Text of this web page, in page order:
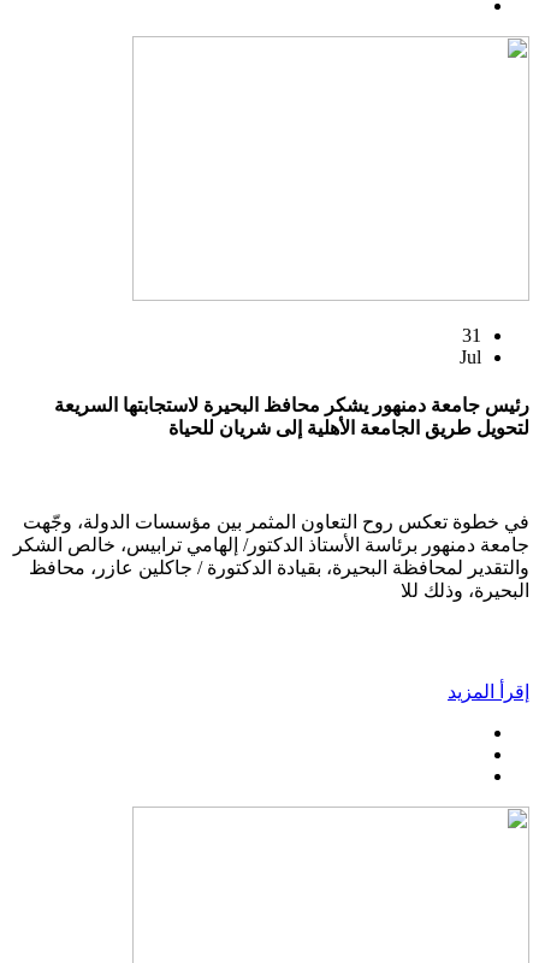
31
Jul
رئيس جامعة دمنهور يشكر محافظ البحيرة لاستجابتها السريعة
لتحويل طريق الجامعة الأهلية إلى شريان للحياة
في خطوة تعكس روح التعاون المثمر بين مؤسسات الدولة، وجّهت
جامعة دمنهور برئاسة الأستاذ الدكتور/ إلهامي ترابيس، خالص الشكر
والتقدير لمحافظة البحيرة، بقيادة الدكتورة / جاكلين عازر، محافظ
البحيرة، وذلك للا
إقرأ المزيد